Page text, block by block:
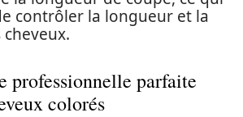
contrôler la longueur et la
professionnelle parfaite
colorés